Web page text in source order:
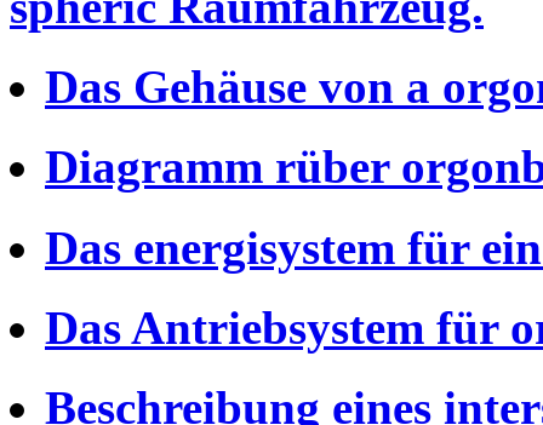
Das Gehäuse von a
Diagramm rüber
Das energisystem für
Das Antriebsystem für
Beschreibung eines